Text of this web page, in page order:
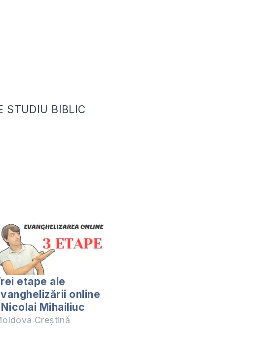
STUDIU BIBLIC
etape ale
online
| Nicolai Mihailiuc
Creștină